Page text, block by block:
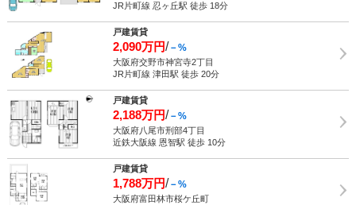
JR片町線 忍ヶ丘駅 徒歩 18分
戸建賃貸
2,090万円/－%
大阪府交野市神宮寺2丁目
JR片町線 津田駅 徒歩 20分
戸建賃貸
2,188万円/－%
大阪府八尾市刑部4丁目
近鉄大阪線 恩智駅 徒歩 10分
戸建賃貸
1,788万円/－%
大阪府富田林市桜ケ丘町